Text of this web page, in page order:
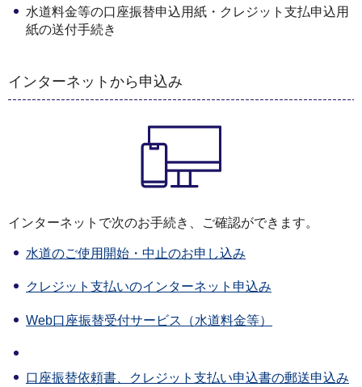
水道料金等の口座振替申込用紙・クレジット支払申込用
紙の送付手続き
インターネットから申込み
インターネットで次のお手続き、ご確認ができます。
水道のご使用開始・中止のお申し込み
クレジット支払いのインターネット申込み
Web口座振替受付サービス（水道料金等）
口座振替依頼書、クレジット支払い申込書の郵送申込み